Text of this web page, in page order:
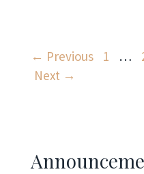
← Previous Page
1 …
Next →